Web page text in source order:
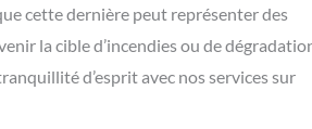
cette dernière peut représenter des
la cible d’incendies ou de
d’esprit avec nos services sur